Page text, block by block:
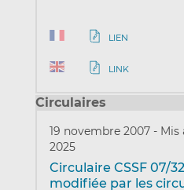
LIEN
LINK
Circulaires
19 novembre 2007 - Mis
2025
Circulaire CSSF 07/
modifiée par les